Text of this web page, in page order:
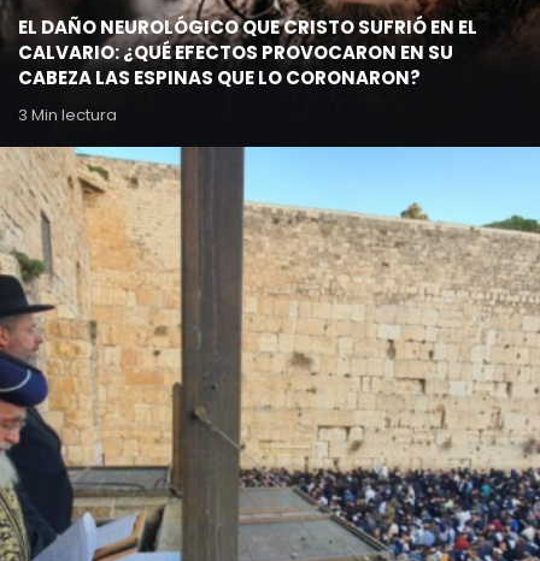
EL DAÑO NEUROLÓGICO QUE CRISTO SUFRIÓ EN EL
CALVARIO: ¿QUÉ EFECTOS PROVOCARON EN SU
CABEZA LAS ESPINAS QUE LO CORONARON?
3 Min lectura